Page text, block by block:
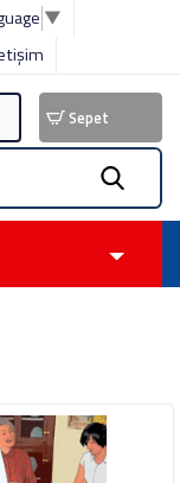
▼
Sepet